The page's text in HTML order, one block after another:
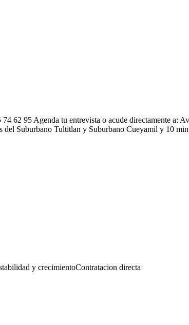
62 95 Agenda tu entrevista o acude directamente a:
Suburbano Tultitlan y Suburbano Cueyamil y 10
y crecimientoContratacion directa